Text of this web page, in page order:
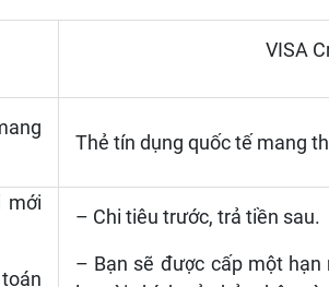
VISA
Thẻ tín dụng quốc tế mang
mới
– Chi tiêu trước, trả tiền sau.
– Bạn sẽ được cấp một